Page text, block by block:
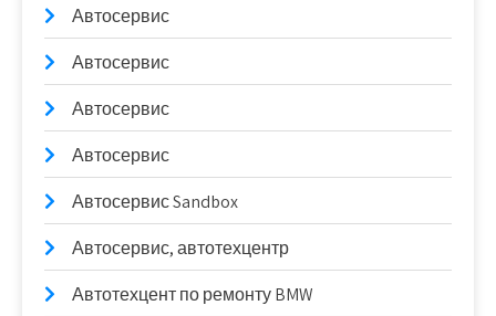
Автосервис
Автосервис
Автосервис
Автосервис
Автосервис Sandbox
Автосервис, автотехцентр
Автотехцент по ремонту BMW